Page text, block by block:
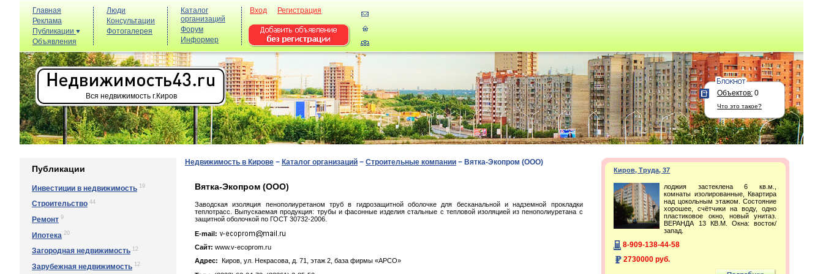
Главная
Реклама
Публикации
Объявления
Люди
Консультации
Фотогалерея
Каталог
организаций
Форум
Информер
Вход Регистрация
Вся недвижимость г.Киров Объектов: 0
Что это такое?
Публикации
Инвестиции в недвижимость 19
Строительство 44
Ремонт 9
Ипотека 20
Загородная недвижимость 12
Зарубежная недвижимость 12
Недвижимость в Кирове − Каталог организаций − Строительные компании − Вятка-Экопром (ООО)
Вятка-Экопром (ООО)
Заводская изоляция пенополиуретаном труб в гидрозащитной оболочке для бесканальной и надземной прокладки
теплотрасс. Выпускаемая продукция: трубы и фасонные изделия стальные с тепловой изоляцией из пенополиуретана с
защитной оболочкой по ГОСТ 30732-2006.
E-mail:
Сайт: www.v-ecoprom.ru
Адрес: Киров, yл. Нeкpacoвa, д. 71, этаж 2, база фирмы «АРСО»
Киров, Труда, 37
лоджия застеклена 6 кв.м.,
комнаты изолированные, Квартира
над цокольным этажом. Состояние
хорошее, счётчики на воду, одно
пластиковое окно, новый унитаз.
ВЕРАНДА 13 КВ.М. Окна: восток/
запад.
8-909-138-44-58
2730000 руб.